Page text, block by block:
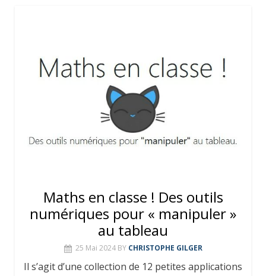
Maths en classe ! Des outils
numériques pour « manipuler »
au tableau
25 Mai 2024 BY CHRISTOPHE GILGER
Il s’agit d’une collection de 12 petites applications